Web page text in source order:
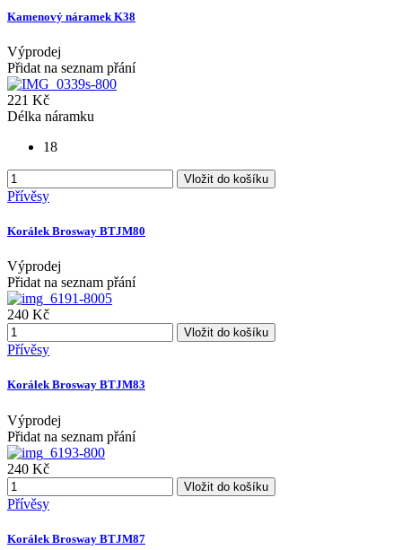
Kamenový náramek K38
Výprodej
Přidat na seznam přání
221 Kč
Délka náramku
18
Vložit do košíku
Přívěsy
Korálek Brosway BTJM80
Výprodej
Přidat na seznam přání
240 Kč
Vložit do košíku
Přívěsy
Korálek Brosway BTJM83
Výprodej
Přidat na seznam přání
240 Kč
Vložit do košíku
Přívěsy
Korálek Brosway BTJM87